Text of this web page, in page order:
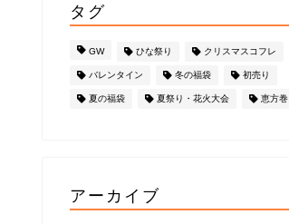
タグ
GW ひな祭り クリスマスコフレ
バレンタイン 冬の福袋 初売り
夏の福袋 夏祭り・花火大会 恵方巻
アーカイブ